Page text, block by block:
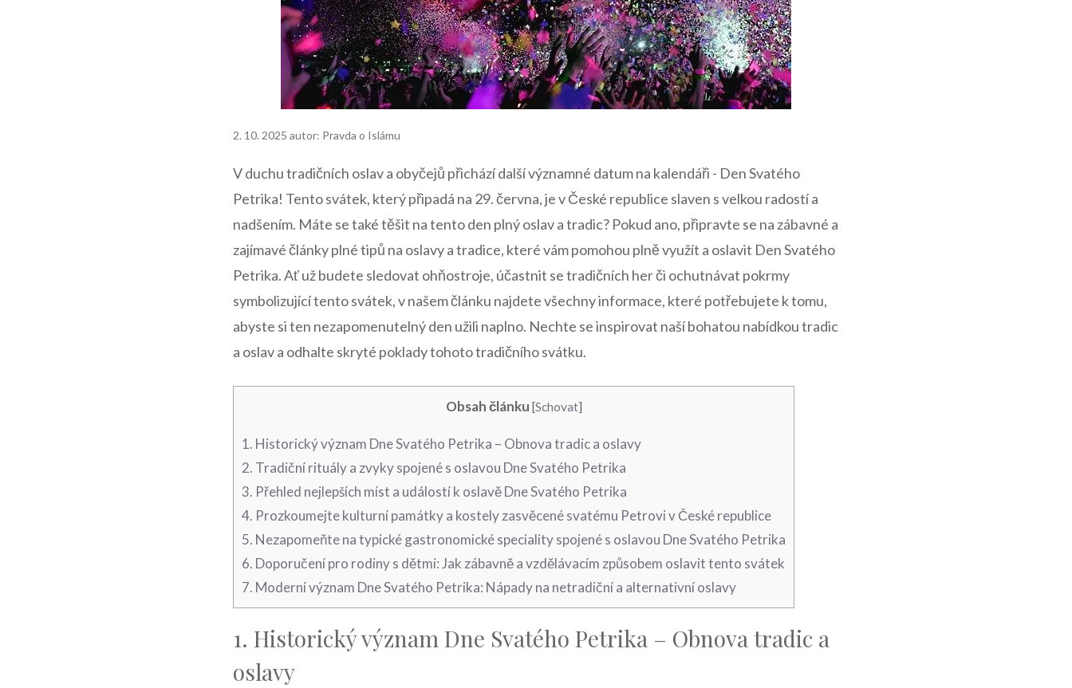
2. 10. 2025 autor: Pravda o Islámu
V duchu tradičních oslav a obyčejů přichází další významné ​datum na kalendáři ​- Den Svatého
Petrika! ​Tento svátek, který připadá na ‍29. června, je v ‌České republice ‌slaven ⁤s ⁢velkou‌ radostí a
nadšením. Máte se ⁤také těšit na tento den plný oslav a tradic? Pokud ano, připravte se na⁢ zábavné a
zajímavé články​ plné tipů na oslavy ⁣a tradice, ‍které vám⁢ pomohou plně využít a oslavit Den Svatého
⁣Petrika. Ať už budete‌ sledovat ‌ohňostroje,⁤ účastnit se tradičních her či⁣ ochutnávat‌ pokrmy
symbolizující tento svátek, ​v​ našem článku najdete všechny informace, které potřebujete k tomu, ​
abyste si ten nezapomenutelný den užili ⁣naplno. Nechte se inspirovat naší bohatou nabídkou tradic
a oslav a odhalte skryté poklady tohoto tradičního svátku.
Obsah článku [Schovat]
1.​ Historický význam‍ Dne ⁢Svatého ‍Petrika – Obnova tradic a oslavy
2. Tradiční rituály a zvyky ‌spojené​ s oslavou Dne Svatého Petrika
3. ⁢Přehled nejlepších míst a událostí ‌k oslavě Dne Svatého Petrika
4.‍ Prozkoumejte kulturní památky a⁤ kostely⁤ zasvěcené svatému Petrovi v České republice
5. Nezapomeňte ​na typické gastronomické speciality ⁢spojené s oslavou Dne Svatého ​Petrika
6. Doporučení pro rodiny s dětmi: Jak zábavně​ a vzdělávacím ⁤způsobem oslavit tento svátek
7. Moderní význam Dne ‌Svatého Petrika: Nápady‌ na netradiční a alternativní oslavy
1.​ Historický význam‍ Dne ⁢Svatého ‍Petrika – Obnova tradic a
oslavy